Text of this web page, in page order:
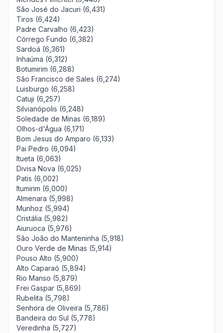
São José do Jacuri (6,431)
Tiros (6,424)
Padre Carvalho (6,423)
Córrego Fundo (6,382)
Sardoá (6,361)
Inhaúma (6,312)
Botumirim (6,288)
São Francisco de Sales (6,274)
Luisburgo (6,258)
Catuji (6,257)
Silvianópolis (6,248)
Soledade de Minas (6,189)
Olhos-d'Água (6,171)
Bom Jesus do Amparo (6,133)
Pai Pedro (6,094)
Itueta (6,063)
Divisa Nova (6,025)
Patis (6,002)
Itumirim (6,000)
Almenara (5,998)
Munhoz (5,994)
Cristália (5,982)
Aiuruoca (5,976)
São João do Manteninha (5,918)
Ouro Verde de Minas (5,914)
Pouso Alto (5,900)
Alto Caparaó (5,894)
Rio Manso (5,879)
Frei Gaspar (5,869)
Rubelita (5,798)
Senhora de Oliveira (5,786)
Bandeira do Sul (5,778)
Veredinha (5,727)